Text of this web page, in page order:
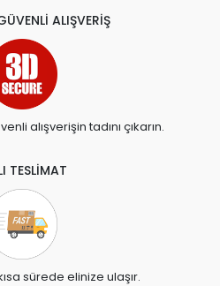
ALIŞVERİŞ
alışverişin tadını çıkarın.
TESLİMAT
sürede elinize ulaşır.